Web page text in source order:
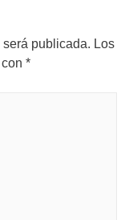
publicada. Los
*